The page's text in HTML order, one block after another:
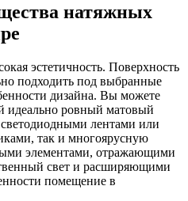
натяжных
эстетичность. Поверхность
подходить под выбранные
дизайна. Вы можете
идеально ровный матовый
лентами или
так и многоярусную
элементами, отражающими
свет и расширяющими
помещение в